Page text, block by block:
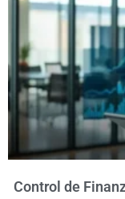
Control de